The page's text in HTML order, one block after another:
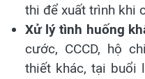
thi để xuất trình khi
Xử lý tình huống
cước, CCCD, hộ
thiết khác, tại buổi